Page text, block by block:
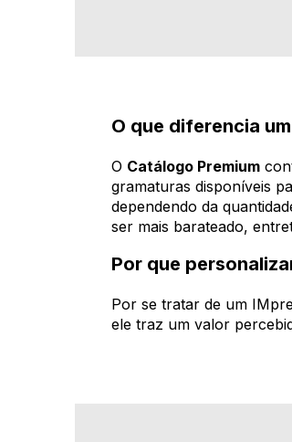
O que diferencia
O Catálogo Premium
gramaturas disponíveis
dependendo da
ser mais barateado,
Por que
Por se tratar de um
ele traz um valor